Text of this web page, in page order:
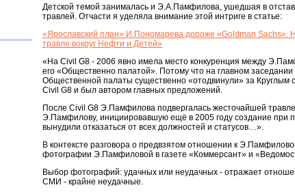
Детской темой занималась и Э.А.Памфилова, ушедшая в
травлей. Отчасти я уделяла внимание этой интриге в статье:
«Ярославский план» И.Пономарева дороже «Goldman Sachs».
травле вокруг Нефти и Детей»
«На Civil G8 - 2006 явно имела место конкуренция между
его «Общественно палатой». Потому что на главном
Общественной палаты существенно «отодвинули» за
Civil G8 и был автором главных предложений.
После Civil G8 Э.Памфилова подвергалась жесточайшей
Э.Памфилову, инициировавшую ещё в 2005 году создание при
вынудили отказаться от всех должностей и статусов…».
В контексте разговора о предвзятом отношении к
фотографии Э.Памфиловой в газете «Коммерсант» и
Выбор фотографий: удачных или неудачных - отражает
СМИ - крайне неудачные.